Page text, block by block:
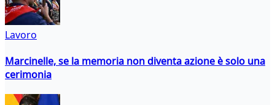
Lavoro
Marcinelle, se la memoria non diventa azione è solo una
cerimonia